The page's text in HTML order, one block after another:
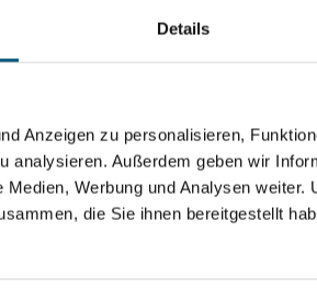
Details
Anzeigen zu personalisieren,
analysieren. Außerdem geben wir
Werbung und Analysen
die Sie ihnen bereitgestellt